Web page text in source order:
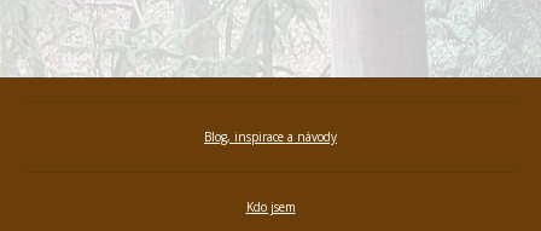
Blog, inspirace a návody
Kdo jsem